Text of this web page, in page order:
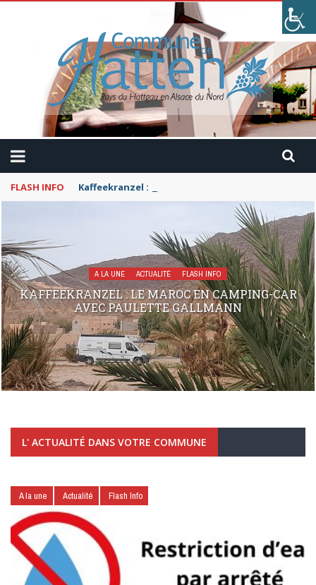
FLASH INFO Kaffeekranzel : Le Maroc en camping-car avec
A LA UNE ACTUALITÉ FLASH INFO
KAFFEEKRANZEL : LE MAROC EN CAMPING-CAR
AVEC PAULETTE GALLMANN
L' ACTUALITÉ DANS VOTRE COMMUNE
A la une Actualité Flash Info